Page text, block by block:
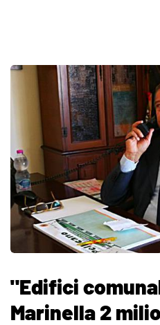
"Edifici
Marinella 2